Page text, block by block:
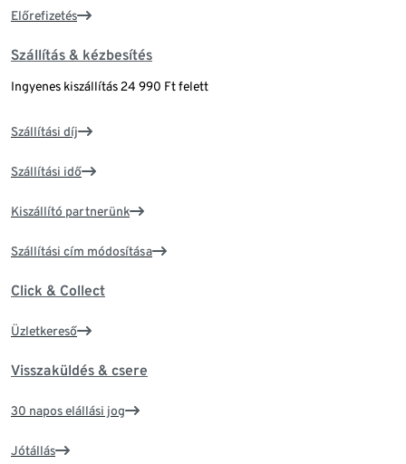
Előrefizetés
Szállítás & kézbesítés
Ingyenes kiszállítás 24 990 Ft felett
Szállítási díj
Szállítási idő
Kiszállító partnerünk
Szállítási cím módosítása
Click & Collect
Üzletkereső
Visszaküldés & csere
30 napos elállási jog
Jótállás